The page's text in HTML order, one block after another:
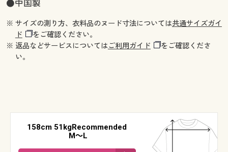
●中国製
※ サイズの測り方、衣料品のヌード寸法については共通サイズガイ
ド
をご確認ください。
※ 返品などサービスについてはご利用ガイド
をご確認くださ
い。
158cm 51kgRecommended
M～L